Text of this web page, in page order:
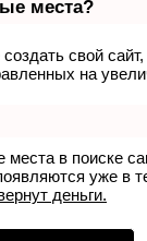
места?
свой
на
в поиске
уже в
деньги.